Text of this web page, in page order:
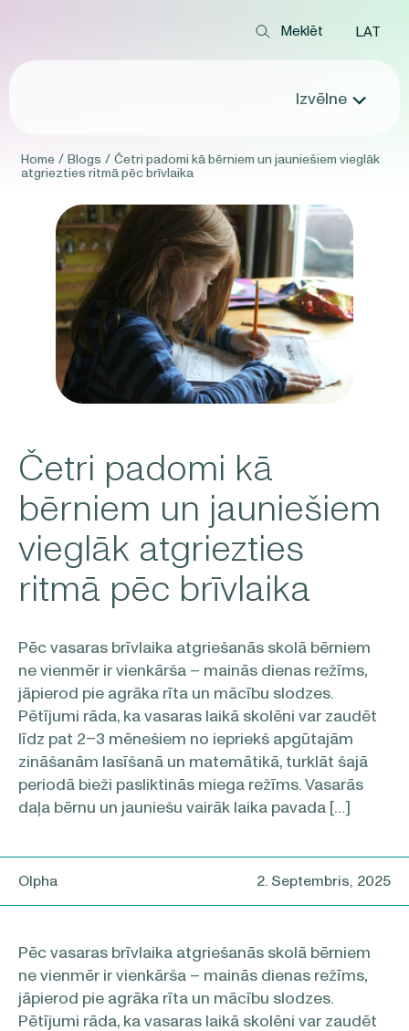
LAT
Izvēlne
Home / Blogs / Četri padomi kā bērniem un jauniešiem vieglāk
atgriezties ritmā pēc brīvlaika
Četri padomi kā
bērniem un jauniešiem
vieglāk atgriezties
ritmā pēc brīvlaika
Pēc vasaras brīvlaika atgriešanās skolā bērniem
ne vienmēr ir vienkārša – mainās dienas režīms,
jāpierod pie agrāka rīta un mācību slodzes.
Pētījumi rāda, ka vasaras laikā skolēni var zaudēt
līdz pat 2–3 mēnešiem no iepriekš apgūtajām
zināšanām lasīšanā un matemātikā, turklāt šajā
periodā bieži pasliktinās miega režīms. Vasarās
daļa bērnu un jauniešu vairāk laika pavada […]
Olpha 2. Septembris, 2025
Pēc vasaras brīvlaika atgriešanās skolā bērniem
ne vienmēr ir vienkārša – mainās dienas režīms,
jāpierod pie agrāka rīta un mācību slodzes.
Pētījumi rāda, ka vasaras laikā skolēni var zaudēt